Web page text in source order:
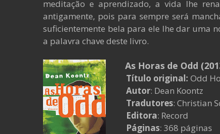
meditação e aprendizado, a vida lhe
antigamente, pois para sempre será
suficientemente bela para ele lhe dar uma
a palavra chave deste livro.
As Horas de Odd
Título original: Odd
Autor: Dean Koontz
Tradutores: Christian
Editora: Record
Páginas: 368 páginas